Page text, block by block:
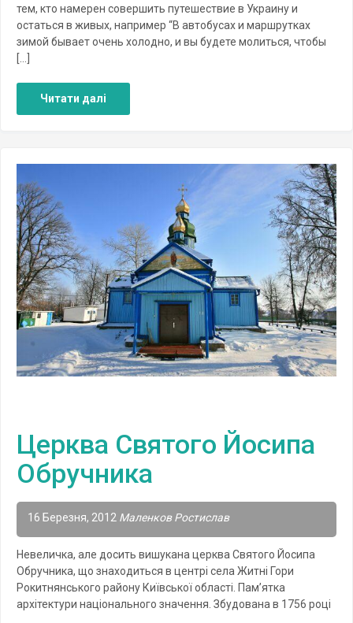
тем, кто намерен совершить путешествие в Украину и
остаться в живых, например “В автобусах и маршрутках
зимой бывает очень холодно, и вы будете молиться, чтобы
[…]
Читати далі
Церква Святого Йосипа
Обручника
16 Березня, 2012 Маленков Ростислав
Невеличка, але досить вишукана церква Святого Йосипа
Обручника, що знаходиться в центрі села Житні Гори
Рокитнянського району Київської області. Пам’ятка
архітектури національного значення. Збудована в 1756 році